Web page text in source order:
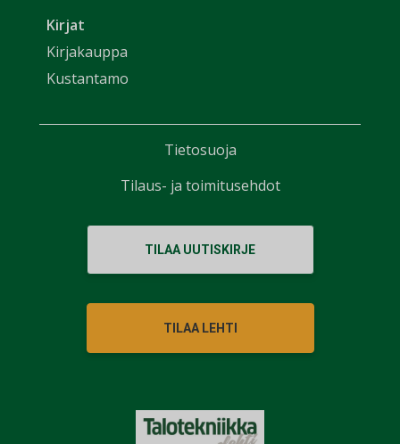
Kirjat
Kirjakauppa
Kustantamo
TILAA UUTISKIRJE
TILAA LEHTI
Tietosuoja
Tilaus- ja toimitusehdot